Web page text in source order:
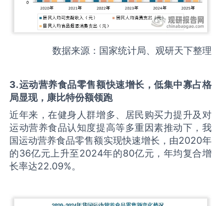
数据来源：国家统计局、观研天下整理
3.运动营养食品零售额快速增长，低集中寡占格
局显现，康比特份额领跑
近年来，在健身人群增多、居民购买力提升及对
运动营养食品认知度提高等多重因素推动下，我
国运动营养食品零售额实现快速增长，由2020年
的36亿元上升至2024年的80亿元，年均复合增
长率达22.09%。